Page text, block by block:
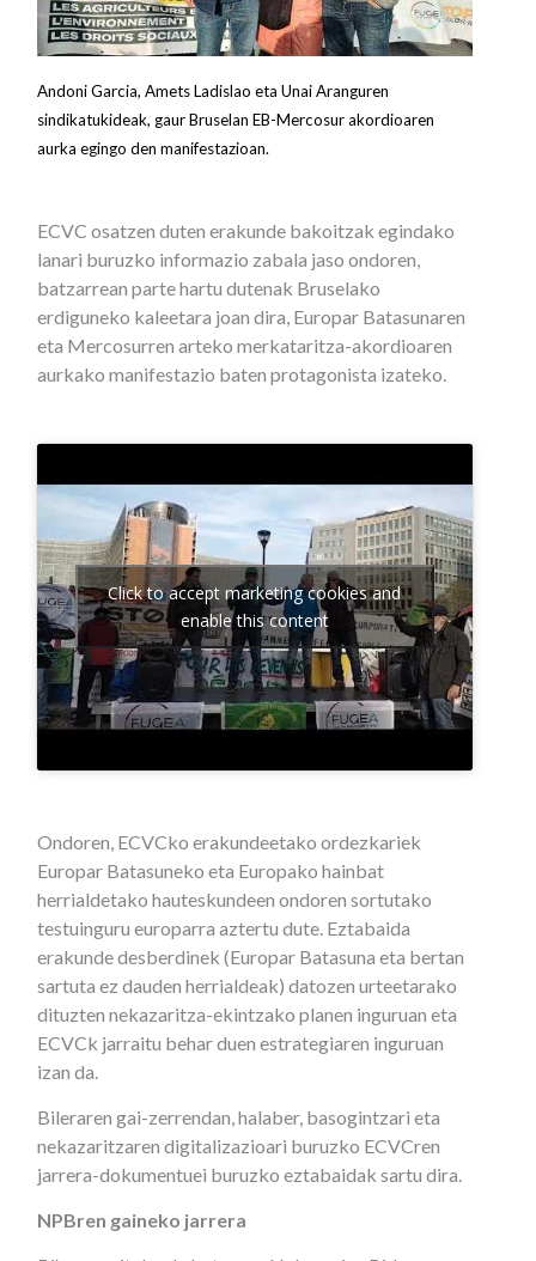
Andoni Garcia, Amets Ladislao eta Unai Aranguren
sindikatukideak, gaur Bruselan EB-Mercosur akordioaren
aurka egingo den manifestazioan.
ECVC osatzen duten erakunde bakoitzak egindako
lanari buruzko informazio zabala jaso ondoren,
batzarrean parte hartu dutenak Bruselako
erdiguneko kaleetara joan dira, Europar Batasunaren
eta Mercosurren arteko merkataritza-akordioaren
aurkako manifestazio baten protagonista izateko.
Click to accept marketing cookies and
enable this content
Ondoren, ECVCko erakundeetako ordezkariek
Europar Batasuneko eta Europako hainbat
herrialdetako hauteskundeen ondoren sortutako
testuinguru europarra aztertu dute. Eztabaida
erakunde desberdinek (Europar Batasuna eta bertan
sartuta ez dauden herrialdeak) datozen urteetarako
dituzten nekazaritza-ekintzako planen inguruan eta
ECVCk jarraitu behar duen estrategiaren inguruan
izan da.
Bileraren gai-zerrendan, halaber, basogintzari eta
nekazaritzaren digitalizazioari buruzko ECVCren
jarrera-dokumentuei buruzko eztabaidak sartu dira.
NPBren gaineko jarrera